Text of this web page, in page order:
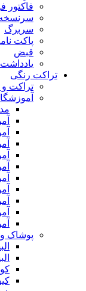
فاکتور
سربرگ
پاکت
قبض
یادداشت
تراکت رنگی
تراکت و
پوشاک و